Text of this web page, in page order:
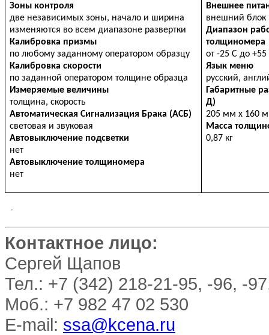
Зоны контроля
две независимых зоны, начало и ширина
изменяются во всем диапазоне развертки
Калибровка призмы
по любому заданному оператором образцу
Калибровка скорости
по заданной оператором толщине образца
Измеряемые величины
толщина, скорость
Автоматическая Сигнализация Брака (АСБ)
световая и звуковая
Автовыключение подсветки
нет
Автовыключение толщиномера
нет
Внешнее
внешний блок
Диапазон
толщиномера
от -25 C до +55
Язык меню
русский,
Габаритные
Д)
205 мм x 160
Масса
0,87 кг
Контактное лицо:
Сергей Щапов
Тел.: +7 (342) 218-21-95, -96, -
Моб.: +7 982 47 02 530
E-mail: ssa@kcena.ru